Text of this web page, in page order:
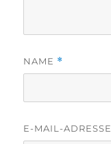
NAME *
E-MAIL-ADRESSE